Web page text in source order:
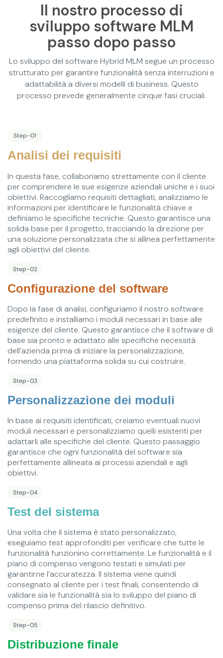
Il nostro processo di
sviluppo software MLM
passo dopo passo
Lo sviluppo del software Hybrid MLM segue un processo
strutturato per garantire funzionalità senza interruzioni e
adattabilità a diversi modelli di business. Questo
processo prevede generalmente cinque fasi cruciali.
Step-01
Analisi dei requisiti
In questa fase, collaboriamo strettamente con il cliente
per comprendere le sue esigenze aziendali uniche e i suoi
obiettivi. Raccogliamo requisiti dettagliati, analizziamo le
informazioni per identificare le funzionalità chiave e
definiamo le specifiche tecniche. Questo garantisce una
solida base per il progetto, tracciando la direzione per
una soluzione personalizzata che si allinea perfettamente
agli obiettivi del cliente.
Step-02
Configurazione del software
Dopo la fase di analisi, configuriamo il nostro software
predefinito e installiamo i moduli necessari in base alle
esigenze del cliente. Questo garantisce che il software di
base sia pronto e adattato alle specifiche necessità
dell’azienda prima di iniziare la personalizzazione,
fornendo una piattaforma solida su cui costruire.
Step-03
Personalizzazione dei moduli
In base ai requisiti identificati, creiamo eventuali nuovi
moduli necessari e personalizziamo quelli esistenti per
adattarli alle specifiche del cliente. Questo passaggio
garantisce che ogni funzionalità del software sia
perfettamente allineata ai processi aziendali e agli
obiettivi.
Step-04
Test del sistema
Una volta che il sistema è stato personalizzato,
eseguiamo test approfonditi per verificare che tutte le
funzionalità funzionino correttamente. Le funzionalità e il
piano di compenso vengono testati e simulati per
garantirne l’accuratezza. Il sistema viene quindi
consegnato al cliente per i test finali, consentendo di
validare sia le funzionalità sia lo sviluppo del piano di
compenso prima del rilascio definitivo.
Step-05
Distribuzione finale